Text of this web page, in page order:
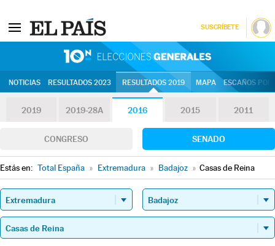
SUSCRÍBETE
NOTICIAS RESULTADOS 2023 RESULTADOS 2019 MAPA ESCAÑOS
2019 2019-28A 2016 2015 2011
CONGRESO SENADO
Estás en: Total España » Extremadura » Badajoz » Casas de Reina